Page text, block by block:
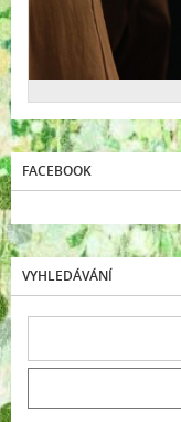
FACEBOOK
VYHLEDÁVÁNÍ